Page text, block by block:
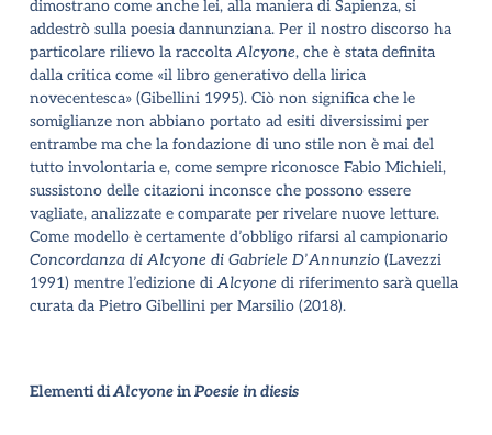
dimostrano come anche lei, alla maniera di Sapienza, si
addestrò sulla poesia dannunziana. Per il nostro discorso ha
particolare rilievo la raccoltaAlcyone, che è stata definita
dalla critica come «il libro generativo della lirica
novecentesca» (Gibellini 1995). Ciò non significa che le
somiglianze non abbiano portato ad esiti diversissimi per
entrambe ma che la fondazione di uno stile non è mai del
tutto involontaria e, come sempre riconosce Fabio Michieli,
sussistono delle citazioni inconsce che possono essere
vagliate, analizzate e comparate per rivelare nuove letture.
Come modello è certamente d’obbligo rifarsi al campionario
Concordanza di Alcyone di Gabriele D’Annunzio(Lavezzi
1991) mentre l’edizione diAlcyone di riferimento sarà quella
curata da Pietro Gibellini per Marsilio (2018).
Elementi diAlcyoneinPoesie in diesis